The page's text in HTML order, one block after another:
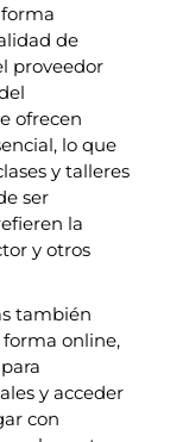
de
proveedor
ofrecen
lo que
y talleres
ser
la
y otros
también
online,
y acceder
con